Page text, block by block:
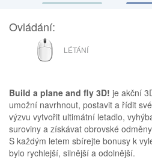
Ovládání:
MYŠ
LÉTÁNÍ
Build a plane and fly 3D! je akční
umožní navrhnout, postavit a řídit
výzvu vytvořit ultimátní letadlo,
suroviny a získávat obrovské
S každým letem sbírejte bonusy k
bylo rychlejší, silnější a odolnější.